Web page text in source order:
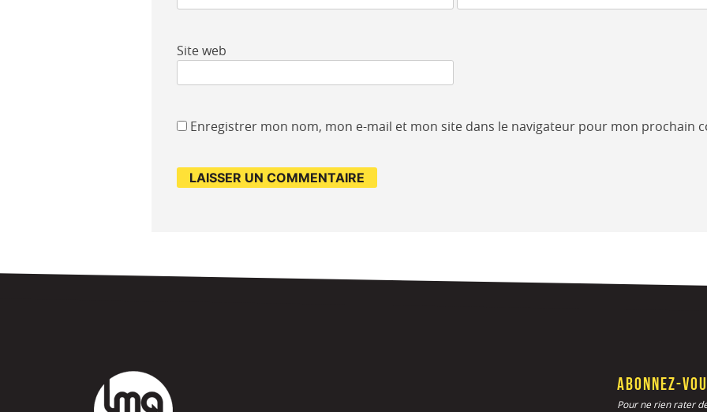
Site web
Enregistrer mon nom, mon e-mail et mon site dans le navigateur pour mon prochain
Abonnez-
Pour ne rien rater